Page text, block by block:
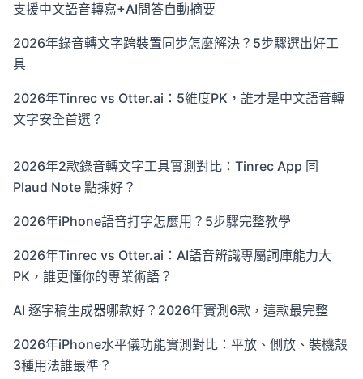
支援中文語音轉寫+AI問答自動摘要
2026年錄音轉文字跨裝置同步怎麼解決？5步驟選出好工
具
2026年Tinrec vs Otter.ai：5維度PK，誰才是中文語音轉
文字安全首選？
2026年2款錄音轉文字工具實測對比：Tinrec App 同
Plaud Note 點揀好？
2026年iPhone語音打字怎麼用？5步驟完整教學
2026年Tinrec vs Otter.ai：AI語音辨識專屬詞庫能力大
PK，誰更懂你的專業術語？
AI 逐字稿生成器哪款好？2026年實測6款，這款最完整
2026年iPhone水平儀功能實測對比：平放、側放、裝機殼
3種用法誰最準？